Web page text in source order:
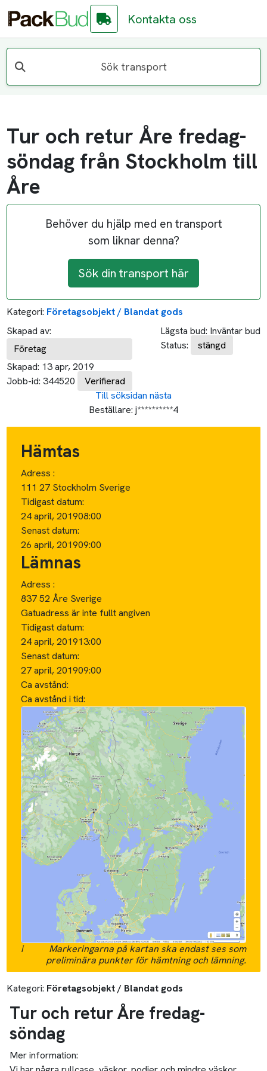
Kontakta oss
Sök transport
Tur och retur Åre fredag-
söndag från Stockholm till
Åre
Behöver du hjälp med en transport
som liknar denna?
Sök din transport här
Kategori: Företagsobjekt / Blandat gods
Skapad av:
Företag
Skapad: 13 apr, 2019
Jobb-id: 344520 Verifierad
Lägsta bud: Inväntar bud
Status:
stängd
Till söksidan nästa
Beställare: j**********4
Hämtas
Adress :
111 27 Stockholm Sverige
Tidigast datum:
24 april, 201908:00
Senast datum:
26 april, 201909:00
Lämnas
Adress :
837 52 Åre Sverige
Gatuadress är inte fullt angiven
Tidigast datum:
24 april, 201913:00
Senast datum:
27 april, 201909:00
Ca avstånd:
Ca avstånd i tid:
i
Markeringarna på kartan ska endast ses som
preliminära punkter för hämtning och lämning.
Kategori: Företagsobjekt / Blandat gods
Tur och retur Åre fredag-
söndag
Mer information: